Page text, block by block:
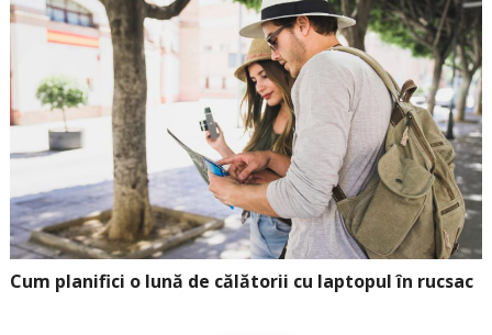
Cum planifici o lună de călătorii cu laptopul în rucsac